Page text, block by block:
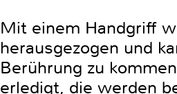
Mit einem Handgriff
herausgezogen und
Berührung zu
erledigt, die werden